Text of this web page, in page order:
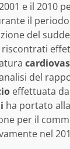
e il 2010
il
del
del
effettuata
ha portato
per il
nel